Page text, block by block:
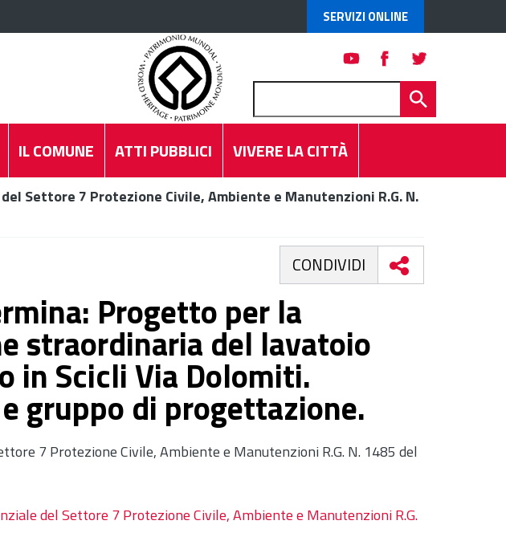
SERVIZI ONLINE
IL COMUNE ATTI PUBBLICI VIVERE LA CITTÀ
Settore 7 Protezione Civile, Ambiente e Manutenzioni R.G. N.
CONDIVIDI
Progetto per la
straordinaria del lavatoio
in Scicli Via Dolomiti.
gruppo di progettazione.
7 Protezione Civile, Ambiente e Manutenzioni R.G. N. 1485 del
del Settore 7 Protezione Civile, Ambiente e Manutenzioni R.G.